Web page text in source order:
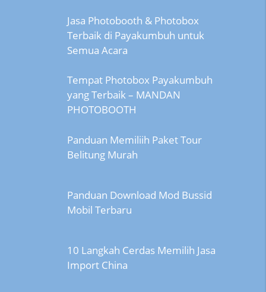
Jasa Photobooth & Photobox
Terbaik di Payakumbuh untuk
Semua Acara
Tempat Photobox Payakumbuh
yang Terbaik – MANDAN
PHOTOBOOTH
Panduan Memiliih Paket Tour
Belitung Murah
Panduan Download Mod Bussid
Mobil Terbaru
10 Langkah Cerdas Memilih Jasa
Import China